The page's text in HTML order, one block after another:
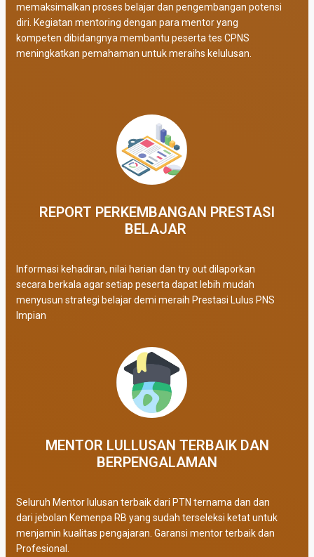
memaksimalkan proses belajar dan pengembangan potensi
diri. Kegiatan mentoring dengan para mentor yang
kompeten dibidangnya membantu peserta tes CPNS
meningkatkan pemahaman untuk meraihs kelulusan.
REPORT PERKEMBANGAN PRESTASI
BELAJAR ​
Informasi kehadiran, nilai harian dan try out dilaporkan
secara berkala agar setiap peserta dapat lebih mudah
menyusun strategi belajar demi meraih Prestasi Lulus PNS
Impian
MENTOR LULLUSAN TERBAIK DAN
BERPENGALAMAN
Seluruh Mentor lulusan terbaik dari PTN ternama dan dan
dari jebolan Kemenpa RB yang sudah terseleksi ketat untuk
menjamin kualitas pengajaran. Garansi mentor terbaik dan
Profesional.